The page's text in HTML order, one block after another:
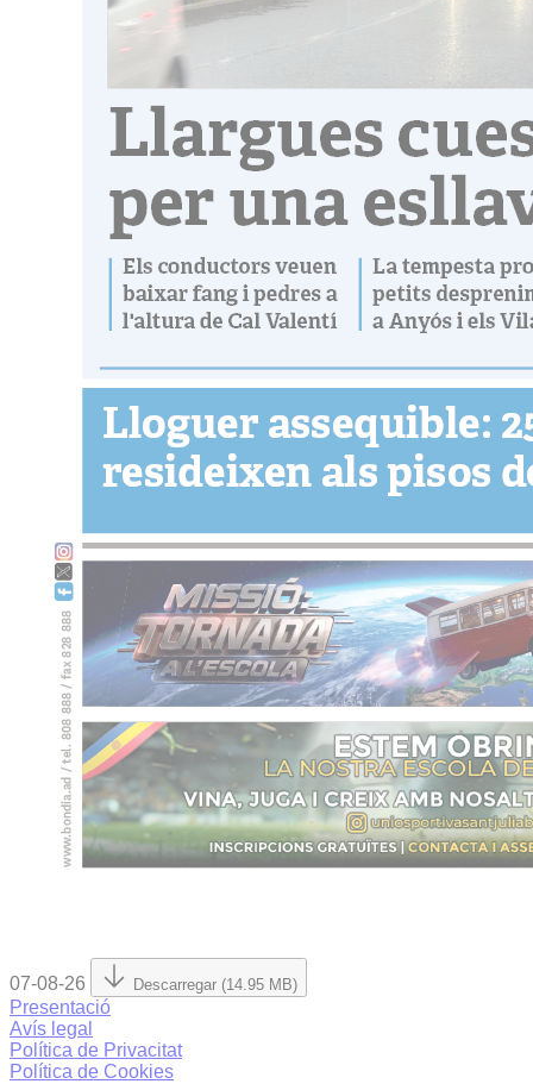
07-08-26 Descarregar (14.95 MB)
Presentació
Avís legal
Política de Privacitat
Política de Cookies